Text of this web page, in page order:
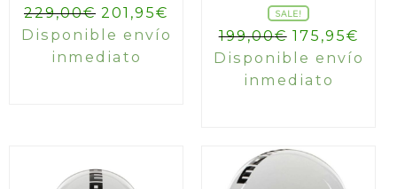
229,00€ El
precio
original
201,95€
precio
actual
Disponible envío
inmediato
SALE!
199,00€ El
precio
original
175,95€
Disponible envío
inmediato